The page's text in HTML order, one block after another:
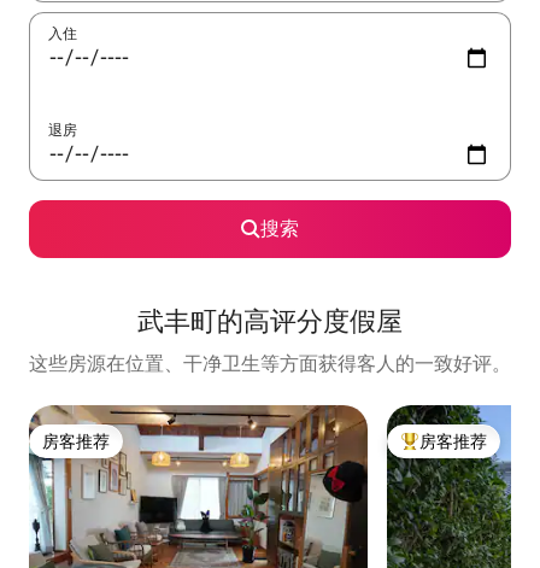
入住
退房
搜索
武丰町的高评分度假屋
这些房源在位置、干净卫生等方面获得客人的一致好评。
房客推荐
房客推荐 热门「房客推荐」
房客推荐